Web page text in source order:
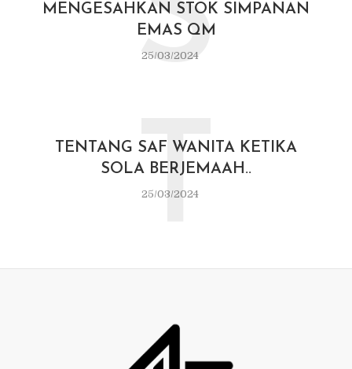
MENGESAHKAN STOK SIMPANAN
EMAS QM
25/03/2024
TENTANG SAF WANITA KETIKA
SOLA BERJEMAAH..
25/03/2024
T